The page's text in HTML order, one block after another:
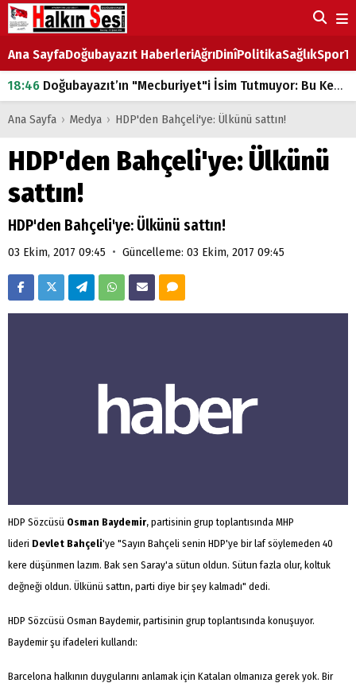
Ana SayfaDoğubayazıt HaberleriAğrıDinîPolitikaSağlıkSpor
18:46 Doğubayazıt’ın "Mecburiyet"i İsim Tutmuyor: Bu Kez de Mem u Zîn Oldu!
07:53Doğubayazıt’ta Ekmek Fiyatlarına Zam
Doğubayazıt'ta çocukların sırtındaki ağır yük
DEVLET ve HÜKÜMET
18:29ÇARŞI CADDESİ YAZ BOZ TAHTASI
Ana Sayfa › Medya › HDP'den Bahçeli'ye: Ülkünü sattın!
HDP'den Bahçeli'ye: Ülkünü
sattın!
HDP'den Bahçeli'ye: Ülkünü sattın!
03 Ekim, 2017 09:45 • Güncelleme: 03 Ekim, 2017 09:45
HDP Sözcüsü Osman Baydemir, partisinin grup toplantısında MHP
lideri Devlet Bahçeli'ye "Sayın Bahçeli senin HDP'ye bir laf söylemeden 40
kere düşünmen lazım. Bak sen Saray'a sütun oldun. Sütun fazla olur, koltuk
değneği oldun. Ülkünü sattın, parti diye bir şey kalmadı" dedi.
HDP Sözcüsü Osman Baydemir, partisinin grup toplantısında konuşuyor.
Baydemir şu ifadeleri kullandı:
Barcelona halkının duygularını anlamak için Katalan olmanıza gerek yok. Bir